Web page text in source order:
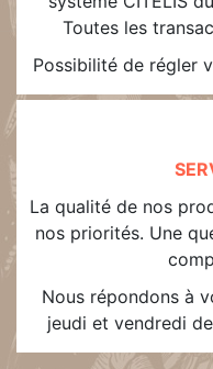
Toutes les
Possibilité de régler
La qualité de nos
nos priorités. Une
Nous répondons à
jeudi et vendredi